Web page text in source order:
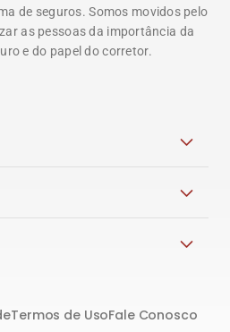
de seguros. Somos movidos pelo
as pessoas da importância da
e do papel do corretor.
Termos de UsoFale Conosco